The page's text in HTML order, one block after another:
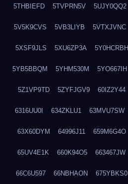
5THBIEFD 5TVPRN5V 5UJY0QQ2
5V5K9CVS 5VB3LIYB 5VTXJVNC
5XSF9JLS 5XU6ZP3A 5Y0HCRBH
5YB5BBQM 5YHM530M 5YO667IH
5Z1VP9TD 5ZYFJGV9 60IZ2Y44
6316UU0I 634ZKLU1 63MVU7SW
63X60DYM 64996J11 659M6G4O
65UV4E1K 660K94O5 663467JW
66C6U597 66NBHAON 675YBKS0